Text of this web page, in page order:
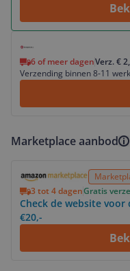
6 of meer dagenVerz. €
Verzending binnen 8-11
Marketplace aanbod
3 tot 4 dagenGratis
Check de website
€20,-